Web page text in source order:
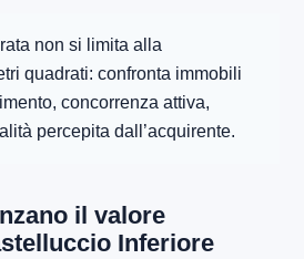
non si limita alla
quadrati: confronta immobili
concorrenza attiva,
percepita dall’acquirente.
il valore
Inferiore